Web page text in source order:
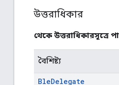
উত্তরাধিকার
থেকে উত্তরাধিকারসূত্রে
বৈশিষ্ট্য
BleDelegate